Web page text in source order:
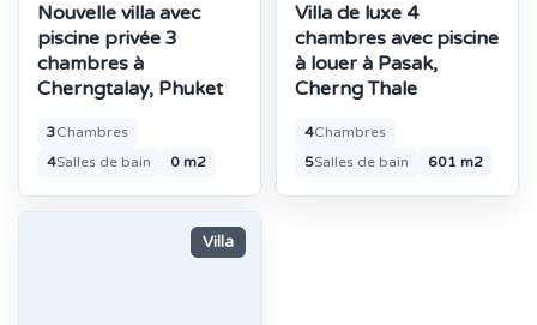
Nouvelle villa avec
piscine privée 3
chambres à
Cherngtalay, Phuket
3Chambres
4Salles de bain 0 m2
Villa de luxe 4
chambres avec piscine
à louer à Pasak,
Cherng Thale
4Chambres
5Salles de bain 601 m2
Villa